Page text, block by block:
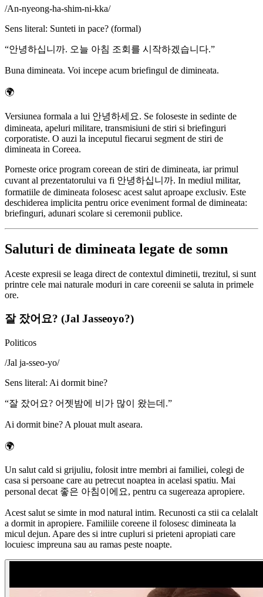
/An-nyeong-ha-shim-ni-kka/
Sens literal: Sunteti in pace? (formal)
“안녕하십니까. 오늘 아침 조회를 시작하겠습니다.”
Buna dimineata. Voi incepe acum briefingul de dimineata.
🌍
Versiunea formala a lui 안녕하세요. Se foloseste in sedinte de
dimineata, apeluri militare, transmisiuni de stiri si briefinguri
corporatiste. O auzi la inceputul fiecarui segment de stiri de
dimineata in Coreea.
Porneste orice program coreean de stiri de dimineata, iar primul
cuvant al prezentatorului va fi 안녕하십니까. In mediul militar,
formatiile de dimineata folosesc acest salut aproape exclusiv. Este
deschiderea implicita pentru orice eveniment formal de dimineata:
briefinguri, adunari scolare si ceremonii publice.
Saluturi de dimineata legate de somn
Aceste expresii se leaga direct de contextul diminetii, trezitul, si sunt
printre cele mai naturale moduri in care coreenii se saluta in primele
ore.
잘 잤어요? (Jal Jasseoyo?)
Politicos
/Jal ja-sseo-yo/
Sens literal: Ai dormit bine?
“잘 잤어요? 어젯밤에 비가 많이 왔는데.”
Ai dormit bine? A plouat mult aseara.
🌍
Un salut cald si grijuliu, folosit intre membri ai familiei, colegi de
casa si persoane care au petrecut noaptea in acelasi spatiu. Mai
personal decat 좋은 아침이에요, pentru ca sugereaza apropiere.
Acest salut se simte in mod natural intim. Recunosti ca stii ca celalalt
a dormit in apropiere. Familiile coreene il folosesc dimineata la
micul dejun. Apare des si intre cupluri si prieteni apropiati care
locuiesc impreuna sau au ramas peste noapte.